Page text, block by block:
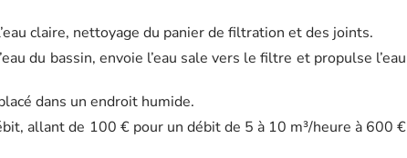
claire, nettoyage du panier de filtration et des joints.
du bassin, envoie l’eau sale vers le filtre et propulse l’eau
dans un endroit humide.
allant de 100 € pour un débit de 5 à 10 m³/heure à 600 €